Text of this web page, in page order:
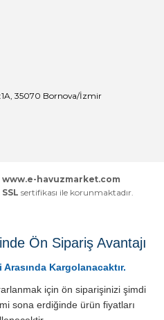
35070 Bornova/İzmir
www.e-havuzmarket.com
sertifikası ile korunmaktadır.
Ön Sipariş Avantajı
Kargolanacaktır.
için ön siparişinizi şimdi
sona erdiğinde ürün fiyatları